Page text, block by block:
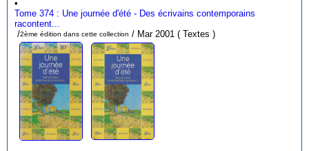
•
Tome 374 : Une journée d'été - Des écrivains contemporains
racontent...
/2ème édition dans cette collection / Mar 2001 ( Textes )